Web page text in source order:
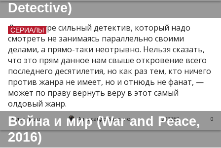
Detective)
СЕРИАЛЫ
Да, в натуре сильный детектив, который надо
смотреть не занимаясь параллельно своими
делами, а прямо-таки неотрывно. Нельзя сказать,
что это прям данное нам свыше откровение всего
последнего десятилетия, но как раз тем, кто ничего
против жанра не имеет, но и отнюдь не фанат, —
может по праву вернуть веру в этот самый
олдовый жанр.
9 лет назад Александр Батолло 297259 0
Война и мир (War and Peace,
2016)